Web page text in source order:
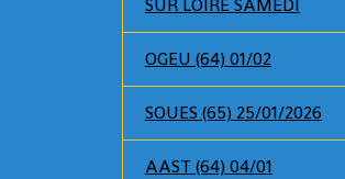
SUR LOIRE SAMEDI
OGEU (64) 01/02
SOUES (65) 25/01/2026
AAST (64) 04/01